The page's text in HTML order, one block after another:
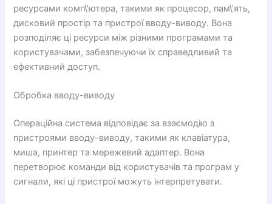
ресурсами комп\’ютера, такими як процесор, пам\’ять,
дисковий простір та пристрої вводу-виводу. Вона
розподіляє ці ресурси між різними програмами та
користувачами, забезпечуючи їх справедливий та
ефективний доступ.
Обробка вводу-виводу
Операційна система відповідає за взаємодію з
пристроями вводу-виводу, такими як клавіатура,
миша, принтер та мережевий адаптер. Вона
перетворює команди від користувачів та програм у
сигнали, які ці пристрої можуть інтерпретувати.